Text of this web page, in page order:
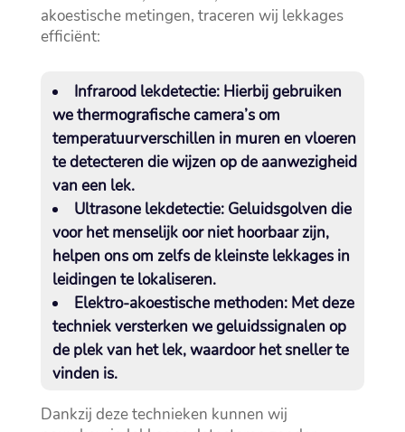
akoestische metingen, traceren wij lekkages
efficiënt:
Infrarood lekdetectie:Hierbij gebruiken
we thermografische camera’s om
temperatuurverschillen in muren en vloeren
te detecteren die wijzen op de aanwezigheid
van een lek.​
Ultrasone lekdetectie:Geluidsgolven die
voor het menselijk oor niet hoorbaar zijn,
helpen ons om zelfs de kleinste lekkages in
leidingen te lokaliseren.​
Elektro-akoestische methoden:Met deze
techniek versterken we geluidssignalen op
de plek van het lek, waardoor het sneller te
vinden is.​
Dankzij deze technieken kunnen wij